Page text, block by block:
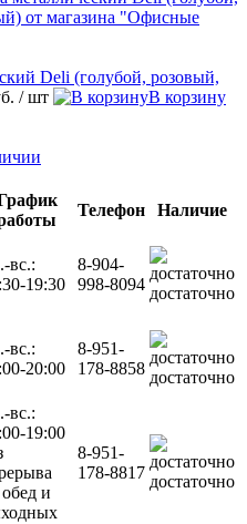
Deli (голубой, розовый,
/ шт
В корзину
Телефон
Наличие
вс.:
19:30
8-904-
998-8094 достаточно
вс.:
20:00
8-951-
178-8858 достаточно
вс.:
19:00
и
8-951-
178-8817 достаточно